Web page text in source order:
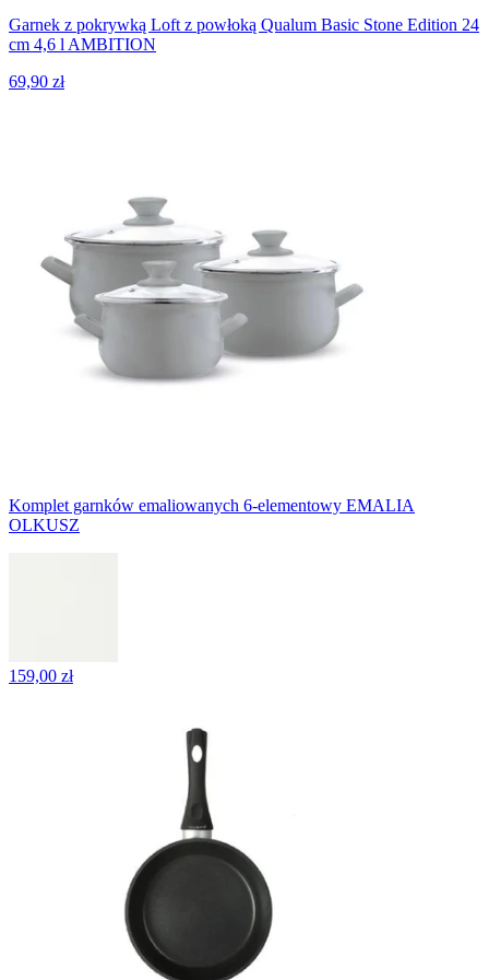
Garnek z pokrywką Loft z powłoką Qualum Basic Stone Edition 24
cm 4,6 l AMBITION
69,90 zł
Komplet garnków emaliowanych 6-elementowy EMALIA
OLKUSZ
159,00 zł